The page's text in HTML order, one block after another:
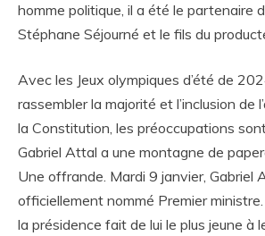
homme politique, il a été le partenaire
Stéphane Séjourné et le fils du
Avec les Jeux olympiques d’été de
rassembler la majorité et l’inclusion de
la Constitution, les préoccupations
Gabriel Attal a une montagne de
Une offrande. Mardi 9 janvier, Gabriel
officiellement nommé Premier
la présidence fait de lui le plus jeune à